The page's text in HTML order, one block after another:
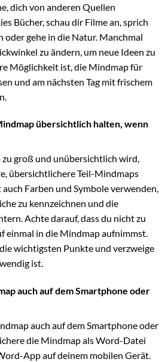
dich von anderen Quellen
Bücher, schau dir Filme an, sprich
oder gehe in die Natur. Manchmal
zu ändern, um neue Ideen zu
Möglichkeit ist, die Mindmap für
und am nächsten Tag mit frischem
übersichtlich halten, wenn
groß und unübersichtlich wird,
übersichtlichere Teil-Mindmaps
Farben und Symbole verwenden,
zu kennzeichnen und die
Achte darauf, dass du nicht zu
einmal in die Mindmap aufnimmst.
wichtigsten Punkte und verzweige
ist.
auch auf dem Smartphone oder
auch auf dem Smartphone oder
die Mindmap als Word-Datei
App auf deinem mobilen Gerät.